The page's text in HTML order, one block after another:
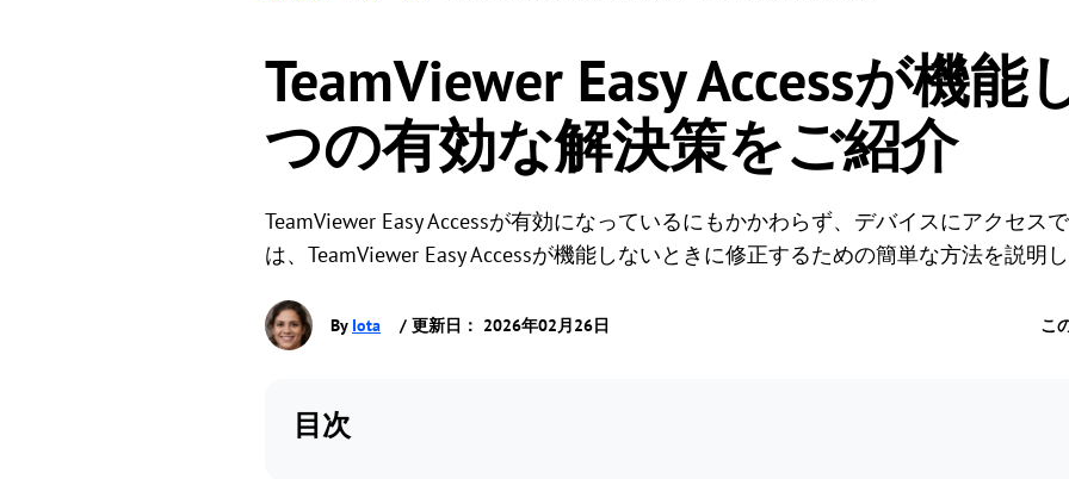
海外にあるサーバーもスムーズに操作柔軟な権限設定でユーザー管理を効率化
TeamViewer Easy Accessが機能
つの有効な解決策をご紹介
TeamViewer Easy Accessが有効になっているにもかかわらず、デバイスにアクセス
は、TeamViewer Easy Accessが機能しないときに修正するための簡単な方法を説明し
By Iota / 更新日： 2026年02月26日 こ
目次